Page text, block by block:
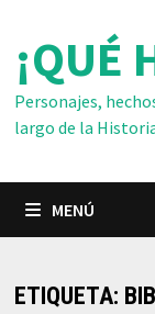
contenido
¡QUÉ
Personajes,
largo de la
MENÚ
ETIQUETA: